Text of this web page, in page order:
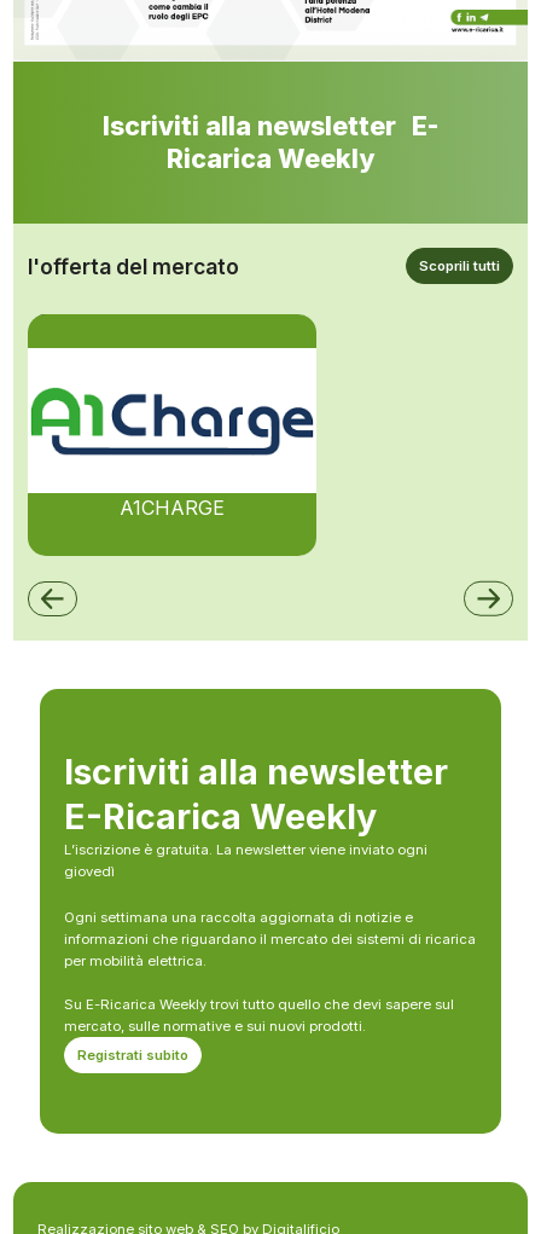
Iscriviti alla newsletter E-
Ricarica Weekly
l'offerta del mercato Scoprili tutti
A1CHARGE
Iscriviti alla newsletter
E-Ricarica Weekly
L’iscrizione è gratuita. La newsletter viene inviato ogni
giovedì
Ogni settimana una raccolta aggiornata di notizie e
informazioni che riguardano il mercato dei sistemi di ricarica
per mobilità elettrica.
Su E-Ricarica Weekly trovi tutto quello che devi sapere sul
mercato, sulle normative e sui nuovi prodotti.
Registrati subito
Realizzazione sito web & SEO by Digitalificio